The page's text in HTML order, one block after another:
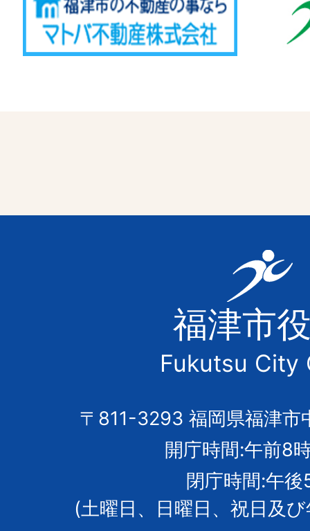
福
津
市
の
市
章
福津市
Fukutsu City
〒811-3293 福岡県福津市
開庁時間:午前8
閉庁時間:午後
(土曜日、日曜日、祝日及